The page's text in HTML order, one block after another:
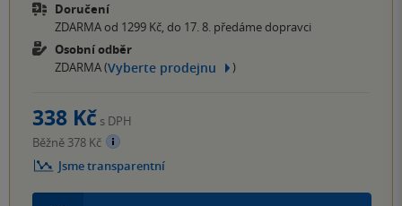
Doručení
ZDARMA od 1299 Kč, do 17. 8. předáme dopravci
Osobní odběr
ZDARMA (Vyberte prodejnu )
338 Kč s DPH
Běžně 378 Kč
Jsme transparentní